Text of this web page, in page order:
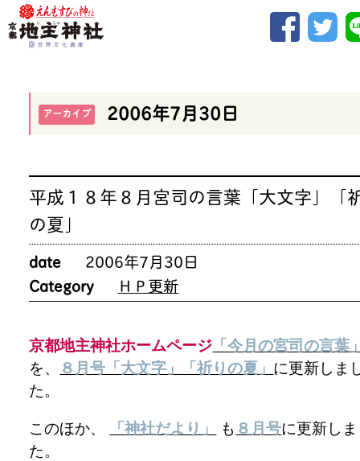
アーカイブ 2006年7月30日
平成１８年８月宮司の言葉「大文字」「
の夏」
date
2006年7月30日
Category
ＨＰ更新
京都地主神社ホームページ 「今月の宮司の言葉
を、
８月号「大文字」「祈りの夏」 に更新しま
た。
このほか、 「神社だより」 も ８月号に更新し
た。